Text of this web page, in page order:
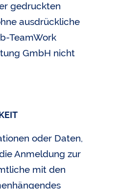
gedruckten
ausdrückliche
TeamWork
GmbH nicht
oder Daten,
Anmeldung zur
mit den